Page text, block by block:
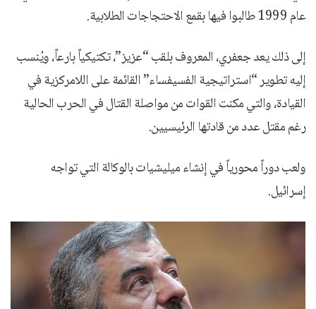
عام 1999 طالبوا فيها بقمع الاحتجاجات الطلابية.
إلى ذلك يعد جعفري، المعروف بلقب “عزيز”، تكتيكياً بارعاً، ويُنسب
إليه تطوير “استراتيجية الفسيفساء” القائمة على اللامركزية في
القيادة، والتي مكنت القوات من مواصلة القتال في الحرب الحالية
رغم مقتل عدد من قادتها الرئيسيين.
ولعب دوراً محورياً في إنشاء ميليشيات بالوكالة التي تواجه
إسرائيل.